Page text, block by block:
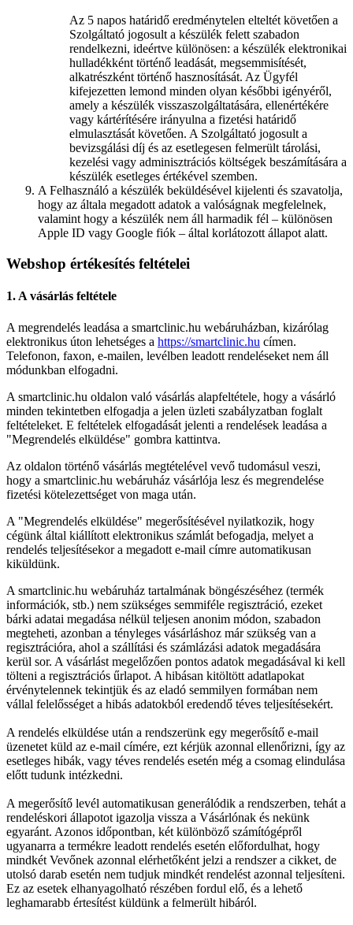
Az 5 napos határidő eredménytelen elteltét követően a
Szolgáltató jogosult a készülék felett szabadon
rendelkezni, ideértve különösen: a készülék elektronikai
hulladékként történő leadását, megsemmisítését,
alkatrészként történő hasznosítását. Az Ügyfél
kifejezetten lemond minden olyan későbbi igényéről,
amely a készülék visszaszolgáltatására, ellenértékére
vagy kártérítésére irányulna a fizetési határidő
elmulasztását követően. A Szolgáltató jogosult a
bevizsgálási díj és az esetlegesen felmerült tárolási,
kezelési vagy adminisztrációs költségek beszámítására a
készülék esetleges értékével szemben.
A Felhasználó a készülék beküldésével kijelenti és szavatolja,
hogy az általa megadott adatok a valóságnak megfelelnek,
valamint hogy a készülék nem áll harmadik fél – különösen
Apple ID vagy Google fiók – által korlátozott állapot alatt.
Webshop értékesítés feltételei
1. A vásárlás feltétele
A megrendelés leadása a smartclinic.hu webáruházban, kizárólag
elektronikus úton lehetséges a https://smartclinic.hu címen.
Telefonon, faxon, e-mailen, levélben leadott rendeléseket nem áll
módunkban elfogadni.
A smartclinic.hu oldalon való vásárlás alapfeltétele, hogy a vásárló
minden tekintetben elfogadja a jelen üzleti szabályzatban foglalt
feltételeket. E feltételek elfogadását jelenti a rendelések leadása a
"Megrendelés elküldése" gombra kattintva.
Az oldalon történő vásárlás megtételével vevő tudomásul veszi,
hogy a smartclinic.hu webáruház vásárlója lesz és megrendelése
fizetési kötelezettséget von maga után.
A "Megrendelés elküldése" megerősítésével nyilatkozik, hogy
cégünk által kiállított elektronikus számlát befogadja, melyet a
rendelés teljesítésekor a megadott e-mail címre automatikusan
kiküldünk.
A smartclinic.hu webáruház tartalmának böngészéséhez (termék
információk, stb.) nem szükséges semmiféle regisztráció, ezeket
bárki adatai megadása nélkül teljesen anonim módon, szabadon
megteheti, azonban a tényleges vásárláshoz már szükség van a
regisztrációra, ahol a szállítási és számlázási adatok megadására
kerül sor. A vásárlást megelőzően pontos adatok megadásával ki kell
tölteni a regisztrációs űrlapot. A hibásan kitöltött adatlapokat
érvénytelennek tekintjük és az eladó semmilyen formában nem
vállal felelősséget a hibás adatokból eredendő téves teljesítésekért.
A rendelés elküldése után a rendszerünk egy megerősítő e-mail
üzenetet küld az e-mail címére, ezt kérjük azonnal ellenőrizni, így az
esetleges hibák, vagy téves rendelés esetén még a csomag elindulása
előtt tudunk intézkedni.
A megerősítő levél automatikusan generálódik a rendszerben, tehát a
rendeléskori állapotot igazolja vissza a Vásárlónak és nekünk
egyaránt. Azonos időpontban, két különböző számítógépről
ugyanarra a termékre leadott rendelés esetén előfordulhat, hogy
mindkét Vevőnek azonnal elérhetőként jelzi a rendszer a cikket, de
utolsó darab esetén nem tudjuk mindkét rendelést azonnal teljesíteni.
Ez az esetek elhanyagolható részében fordul elő, és a lehető
leghamarabb értesítést küldünk a felmerült hibáról.